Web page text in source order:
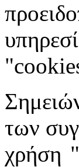
των
χρήση